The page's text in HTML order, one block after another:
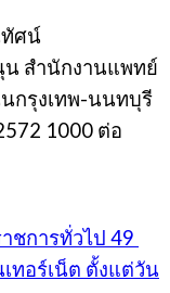
ทัศน์
สำนักงานแพทย์
กรุงเทพ-นนทบุรี
1000 ต่อ
ชการทั่วไป 49
ทอร์เน็ต ตั้งแต่วัน